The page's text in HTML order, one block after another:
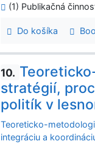
(1) Publikačná
Do košíka
10.
stratégií,
politík v
Teoreticko-
integráciu a